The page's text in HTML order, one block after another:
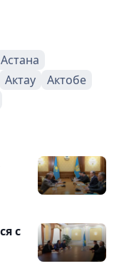
Астана
Актау
Актобе
с